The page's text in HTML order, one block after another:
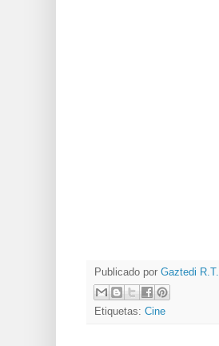
Publicado por Gaztedi R.T.
Etiquetas: Cine